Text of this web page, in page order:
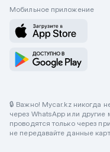
Мобильное приложение
🔒 Важно! Mycar.kz никогда
через WhatsApp или
проводятся только через
не передавайте данные